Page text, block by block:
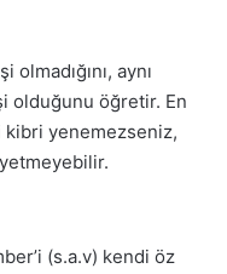
aynı
olduğunu öğretir. En
kibri yenemezseniz,
(s.a.v) kendi öz